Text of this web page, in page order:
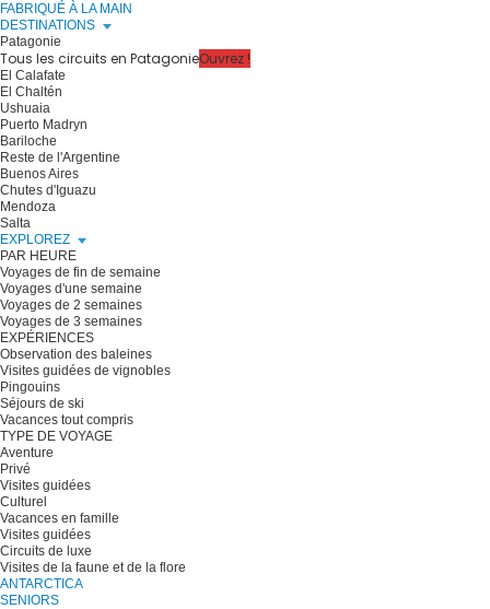
FABRIQUÉ À LA MAIN
DESTINATIONS
Patagonie
Tous les circuits en PatagonieOuvrez !
El Calafate
El Chaltén
Ushuaia
Puerto Madryn
Bariloche
Reste de l'Argentine
Buenos Aires
Chutes d'Iguazu
Mendoza
Salta
EXPLOREZ
PAR HEURE
Voyages de fin de semaine
Voyages d'une semaine
Voyages de 2 semaines
Voyages de 3 semaines
EXPÉRIENCES
Observation des baleines
Visites guidées de vignobles
Pingouins
Séjours de ski
Vacances tout compris
TYPE DE VOYAGE
Aventure
Privé
Visites guidées
Culturel
Vacances en famille
Visites guidées
Circuits de luxe
Visites de la faune et de la flore
ANTARCTICA
SENIORS